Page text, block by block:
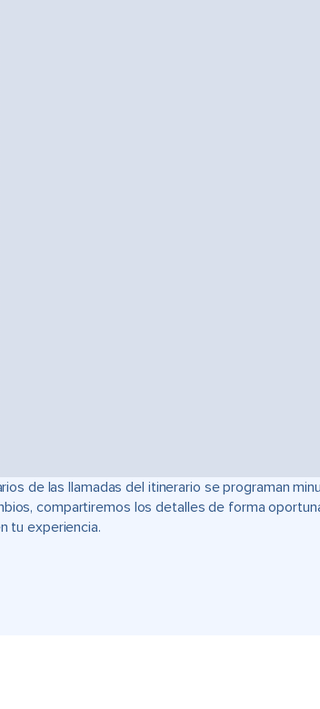
de las llamadas del itinerario se programan
compartiremos los detalles de forma
tu experiencia.